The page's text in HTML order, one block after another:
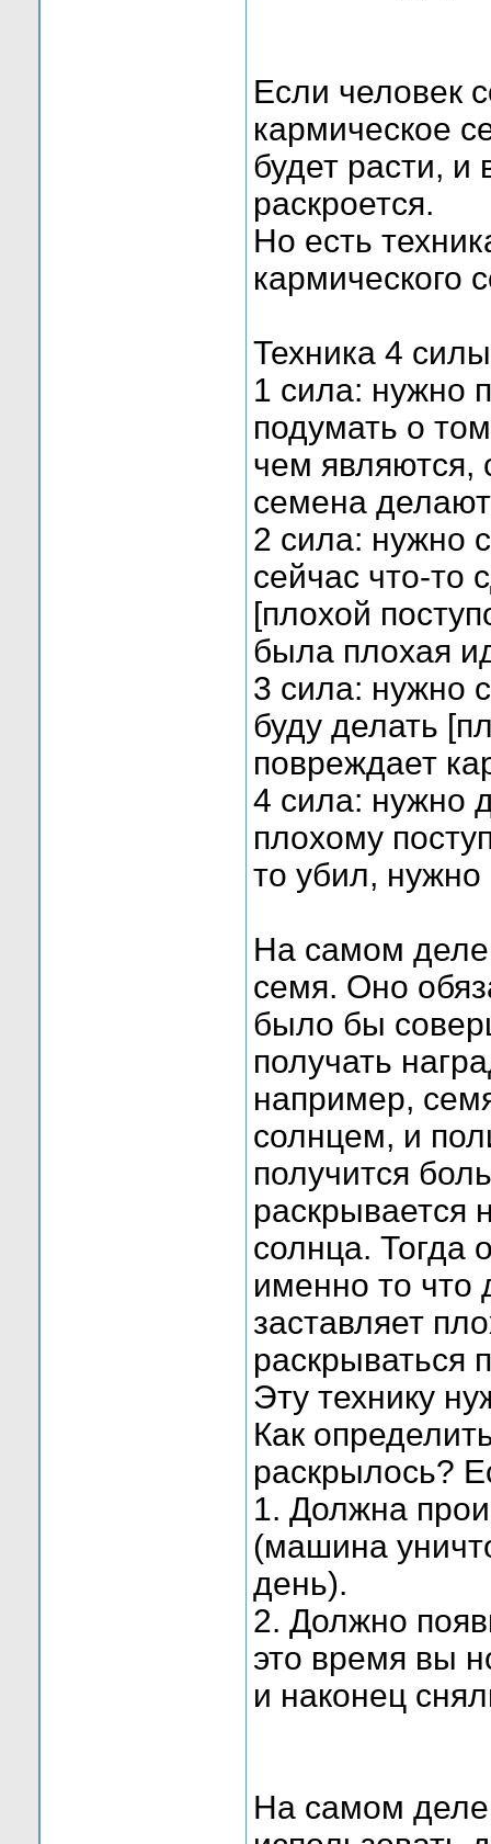
Если человек
кармическое
будет расти,
раскроется.
Но есть
кармического
Техника 4
1 сила: нужно
подумать о
чем являются,
семена
2 сила: нужно
сейчас что-то
[плохой
была плохая
3 сила: нужно
буду делать
повреждает
4 сила: нужно
плохому
то убил,
На самом деле
семя. Оно
было бы
получать
например,
солнцем, и
получится
раскрывается
солнца. Тогда
именно то что
заставляет
раскрываться
Эту технику
Как
раскрылось?
1. Должна
(машина
день).
2. Должно
это время вы
и наконец
На самом